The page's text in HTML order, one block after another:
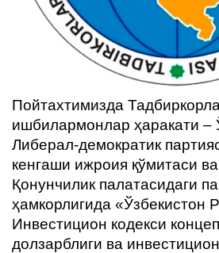
Алоқа
Пойтахтимизда
ишбилармонлар ҳаракати –
Либерал-демократик
кенгаши ижроия қўмитаси
Қонунчилик палатасидаги
ҳамкорлигида «Ўзбекистон
Инвестицион кодекси
долзарблиги ва